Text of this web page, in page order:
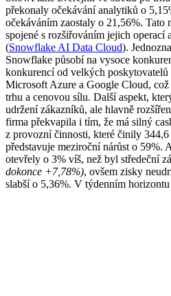
překonaly očekávání analytiků o
očekáváním zaostaly o 21,56%. Tato
spojené s rozšiřováním jejich operací
(Snowflake AI Data Cloud)​.
Snowflake působí na vysoce
konkurencí od velkých
Microsoft Azure a Google Cloud,
trhu a cenovou sílu​. Další aspekt,
udržení zákazníků, ale hlavně
firma překvapila i tím, že má silný
z provozní činnosti, které činily
představuje meziroční nárůst o 59%.
otevřely o 3% víš, než byl středeční
dokonce +7,78%), ovšem zisky
slabší o 5,36%. V týdenním